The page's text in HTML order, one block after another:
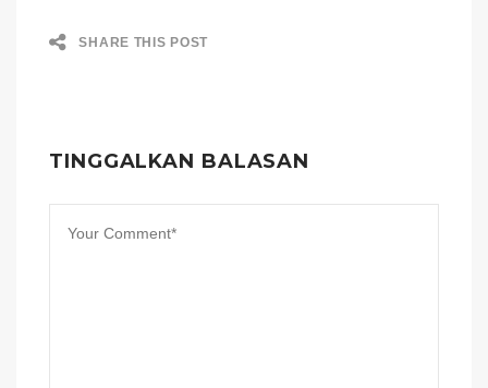
SHARE THIS POST
TINGGALKAN BALASAN